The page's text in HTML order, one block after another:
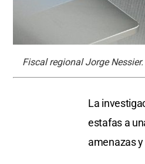
Fiscal regional Jorge Nessier.
La
estafas a
amenazas